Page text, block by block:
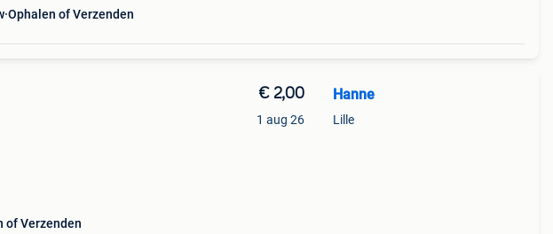
Ophalen of Verzenden
of Verzenden
€ 2,00
1 aug 26
Hanne
Lille